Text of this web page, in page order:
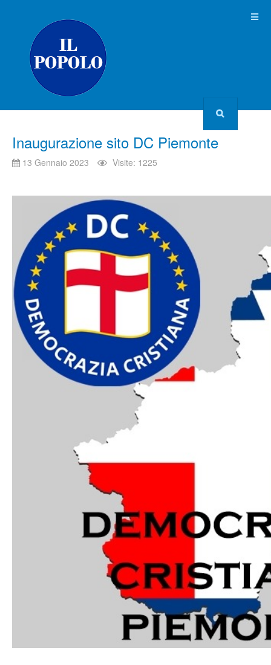
Inaugurazione sito DC Piemonte
13 Gennaio 2023 Visite: 1225